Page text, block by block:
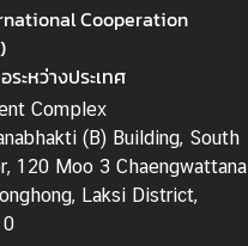
Cooperation
ะหว่างประเทศ
Complex
(B) Building, South
120 Moo 3 Chaengwattana
Laksi District,